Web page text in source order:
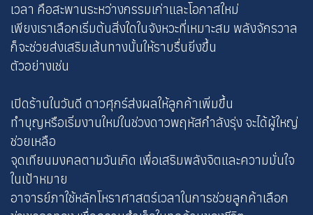
เวลา คือสะพานระหว่างกรรมเก่าและโอกาสใหม่
เพียงเราเลือกเริ่มต้นสิ่งใดในจังหวะที่เหมาะสม พลังจักรวาล
ก็จะช่วยส่งเสริมเส้นทางนั้นให้ราบรื่นยิ่งขึ้น
ตัวอย่างเช่น
เปิดร้านในวันดี ดาวศุกร์ส่งผลให้ลูกค้าเพิ่มขึ้น
ทำบุญหรือเริ่มงานใหม่ในช่วงดาวพฤหัสกำลังรุ่ง จะได้ผู้ใหญ่
ช่วยเหลือ
จุดเทียนมงคลตามวันเกิด เพื่อเสริมพลังจิตและความมั่นใจ
ในเป้าหมาย
อาจารย์ภาใช้หลักโหราศาสตร์เวลาในการช่วยลูกค้าเลือก